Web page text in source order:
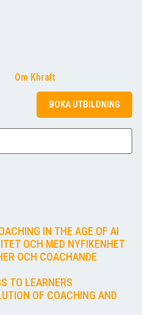
Om Khraft
BOKA UTBILDNING
IN THE AGE OF AI
OCH MED NYFIKENHET
OCH COACHANDE
TO LEARNERS
OF COACHING AND